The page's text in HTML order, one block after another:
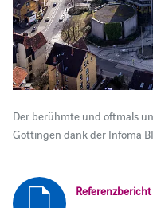
Der berühmte und oftmals
Göttingen dank der Infoma